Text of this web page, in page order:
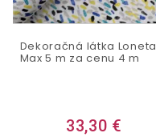
Dekoračná látka Loneta
Max 5 m za cenu 4 m
33,30 €